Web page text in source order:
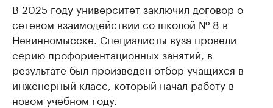
В 2025 году университет заключил договор о
сетевом взаимодействии со школой № 8 в
Невинномысске. Специалисты вуза провели
серию профориентационных занятий, в
результате был произведен отбор учащихся в
инженерный класс, который начал работу в
новом учебном году.